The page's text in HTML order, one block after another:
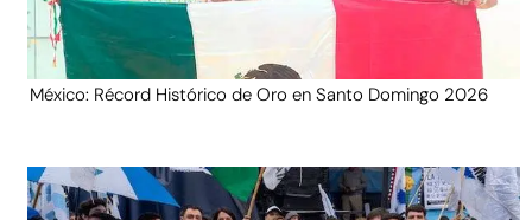
México: Récord Histórico de Oro en Santo Domingo 2026